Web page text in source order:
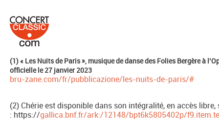
(1) « Les Nuits de Paris », musique de danse des Folies Bergère à
officielle le 27 janvier 2023
bru-zane.com/fr/pubblicazione/les-nuits-de-paris/#
(2) Chérie est disponible dans son intégralité, en accès
: https://gallica.bnf.fr/ark:/12148/bpt6k5805402p/